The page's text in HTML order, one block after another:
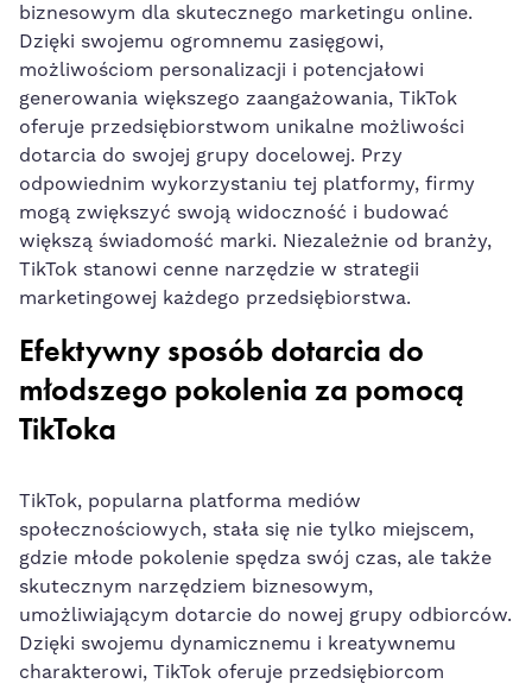
biznesowym ‌dla ‌skutecznego marketingu ⁣online.
Dzięki swojemu ogromnemu zasięgowi,
możliwościom personalizacji i potencjałowi
generowania większego zaangażowania, TikTok
oferuje przedsiębiorstwom​ unikalne możliwości
dotarcia do swojej⁤ grupy docelowej. Przy
odpowiednim wykorzystaniu⁣ tej platformy, firmy
mogą zwiększyć swoją widoczność i budować
większą świadomość marki.⁣ Niezależnie⁢ od⁣ branży,
TikTok stanowi cenne narzędzie w strategii
marketingowej każdego przedsiębiorstwa.
Efektywny ‌sposób dotarcia do
młodszego pokolenia za pomocą
‌TikToka
TikTok, popularna platforma mediów
⁢społecznościowych, stała się nie‍ tylko miejscem,
gdzie młode pokolenie spędza swój ⁤czas, ale także
skutecznym narzędziem​ biznesowym,
umożliwiającym dotarcie do nowej grupy odbiorców.
Dzięki swojemu ⁣dynamicznemu i ⁣kreatywnemu
charakterowi, TikTok oferuje przedsiębiorcom